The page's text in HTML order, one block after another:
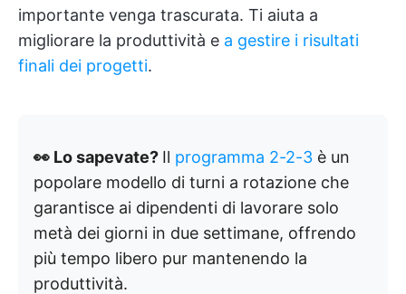
importante venga trascurata. Ti aiuta a
migliorare la produttività e a gestire i risultati
finali dei progetti.
👀 Lo sapevate? Il programma 2-2-3 è un
popolare modello di turni a rotazione che
garantisce ai dipendenti di lavorare solo
metà dei giorni in due settimane, offrendo
più tempo libero pur mantenendo la
produttività.